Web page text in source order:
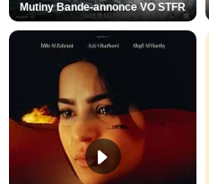
Mutiny Bande-annonce VO STFR